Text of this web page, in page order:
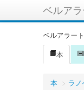
ベルアラ
ベルアラー
本
本 > ラ